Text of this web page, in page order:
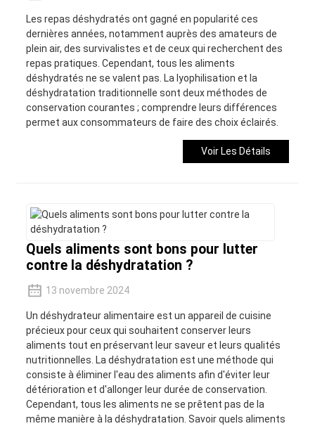
Les repas déshydratés ont gagné en popularité ces
dernières années, notamment auprès des amateurs de
plein air, des survivalistes et de ceux qui recherchent des
repas pratiques. Cependant, tous les aliments
déshydratés ne se valent pas. La lyophilisation et la
déshydratation traditionnelle sont deux méthodes de
conservation courantes ; comprendre leurs différences
permet aux consommateurs de faire des choix éclairés.
Voir Les Détails
Quels aliments sont bons pour lutter
contre la déshydratation ?
13 novembre 2024
Un déshydrateur alimentaire est un appareil de cuisine
précieux pour ceux qui souhaitent conserver leurs
aliments tout en préservant leur saveur et leurs qualités
nutritionnelles. La déshydratation est une méthode qui
consiste à éliminer l'eau des aliments afin d'éviter leur
détérioration et d'allonger leur durée de conservation.
Cependant, tous les aliments ne se prêtent pas de la
même manière à la déshydratation. Savoir quels aliments